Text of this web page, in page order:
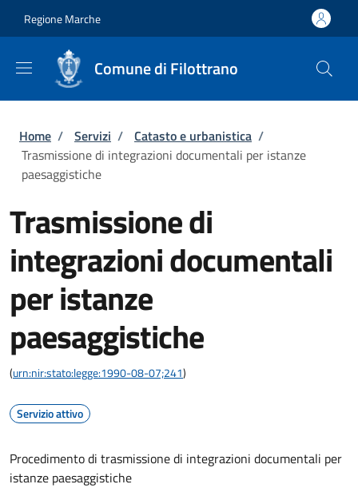
Regione Marche
Comune di Filottrano
Briciole di pane
Home / Servizi / Catasto e urbanistica /
Trasmissione di integrazioni documentali per istanze
paesaggistiche
Trasmissione di
integrazioni documentali
per istanze
paesaggistiche
(urn:nir:stato:legge:1990-08-07;241)
Servizio attivo
Procedimento di trasmissione di integrazioni documentali per
istanze paesaggistiche